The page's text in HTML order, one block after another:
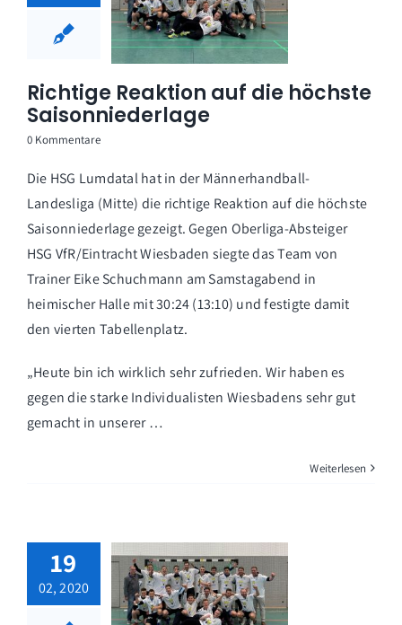
Richtige Reaktion auf die höchste
Saisonniederlage
0 Kommentare
Die HSG Lumdatal hat in der Männerhandball-
Landesliga (Mitte) die richtige Reaktion auf die höchste
Saisonniederlage gezeigt. Gegen Oberliga-Absteiger
HSG VfR/Eintracht Wiesbaden siegte das Team von
Trainer Eike Schuchmann am Samstagabend in
heimischer Halle mit 30:24 (13:10) und festigte damit
den vierten Tabellenplatz.
„Heute bin ich wirklich sehr zufrieden. Wir haben es
gegen die starke Individualisten Wiesbadens sehr gut
gemacht in unserer …
Weiterlesen
19
02, 2020